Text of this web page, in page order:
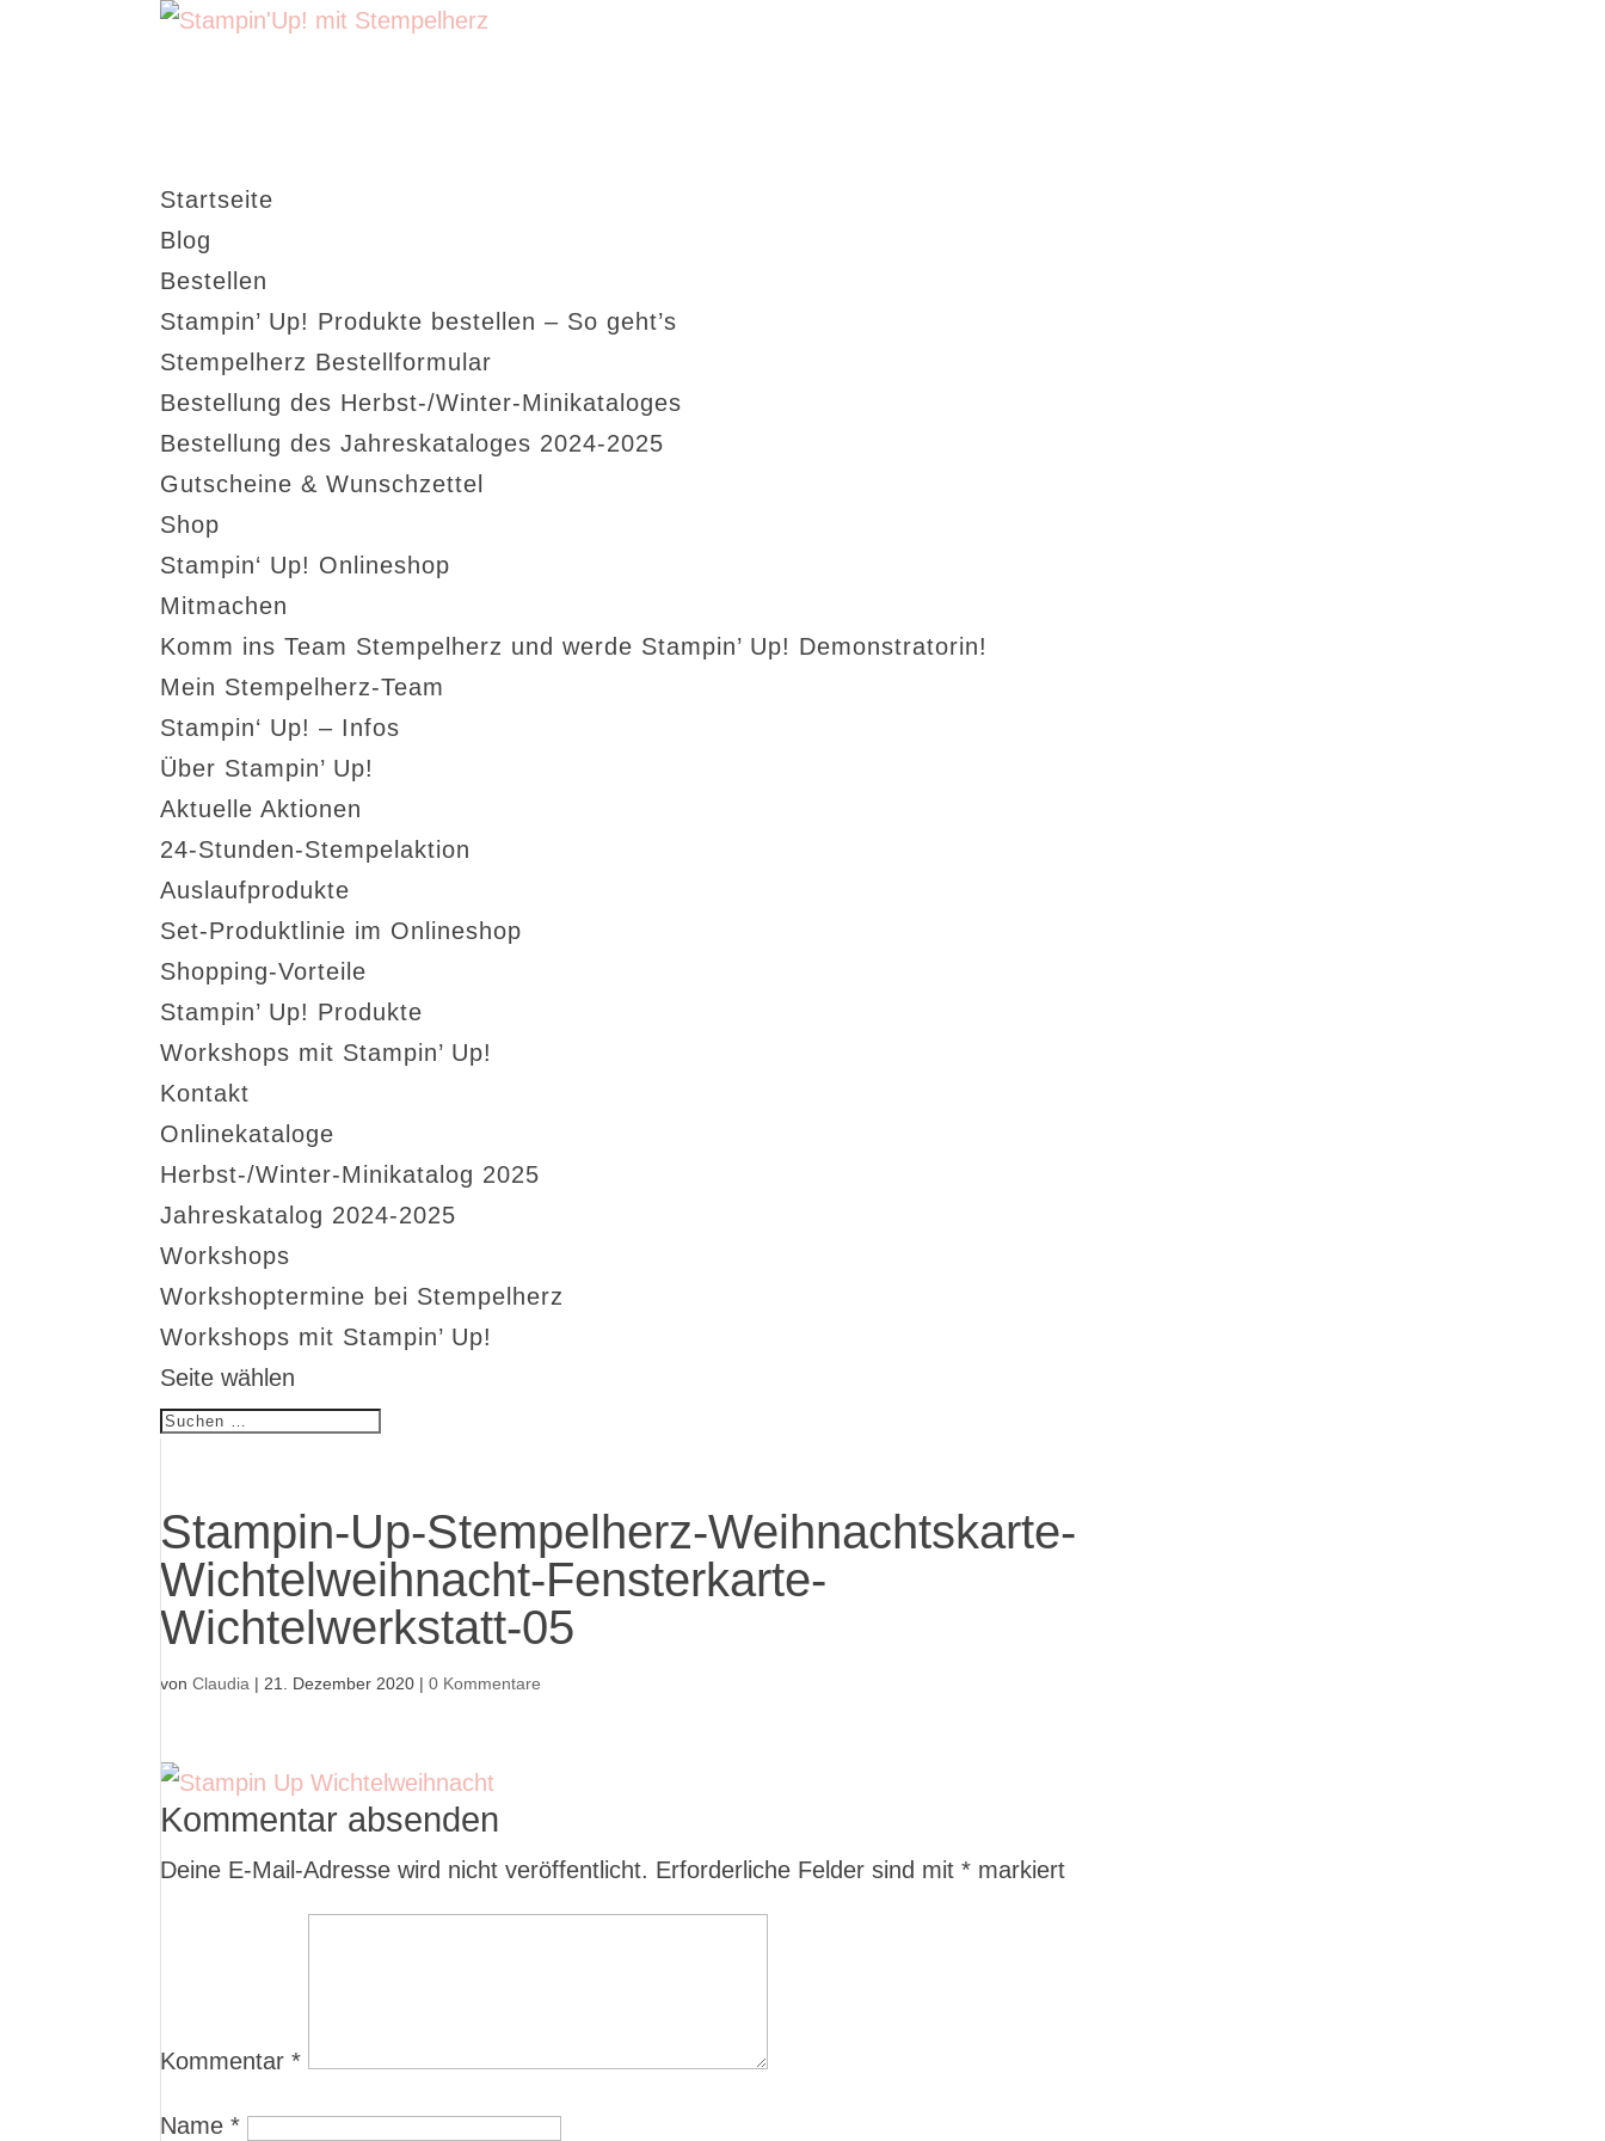
Startseite
Blog
Bestellen
Stampin’ Up! Produkte bestellen – So geht’s
Stempelherz Bestellformular
Bestellung des Herbst-/Winter-Minikataloges
Bestellung des Jahreskataloges 2024-2025
Gutscheine & Wunschzettel
Shop
Stampin‘ Up! Onlineshop
Mitmachen
Komm ins Team Stempelherz und werde Stampin’ Up! Demonstratorin!
Mein Stempelherz-Team
Stampin‘ Up! – Infos
Über Stampin’ Up!
Aktuelle Aktionen
24-Stunden-Stempelaktion
Auslaufprodukte
Set-Produktlinie im Onlineshop
Shopping-Vorteile
Stampin’ Up! Produkte
Workshops mit Stampin’ Up!
Kontakt
Onlinekataloge
Herbst-/Winter-Minikatalog 2025
Jahreskatalog 2024-2025
Workshops
Workshoptermine bei Stempelherz
Workshops mit Stampin’ Up!
Seite wählen
Stampin-Up-Stempelherz-Weihnachtskarte-
Wichtelweihnacht-Fensterkarte-
Wichtelwerkstatt-05
vonClaudia | 21. Dezember 2020 |0 Kommentare
Kommentar absenden
Deine E-Mail-Adresse wird nicht veröffentlicht. Erforderliche Felder sind mit* markiert
Kommentar*
Name*